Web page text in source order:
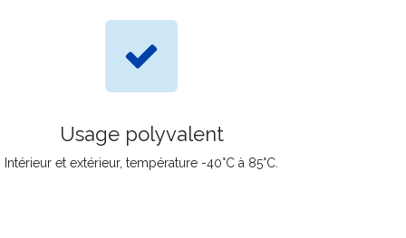
Usage polyvalent
Intérieur et extérieur, température -40°C à 85°C.